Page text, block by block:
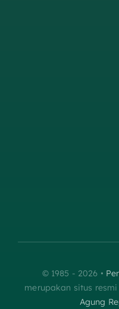
© 1985 - 2026 •
merupakan situs
Agung